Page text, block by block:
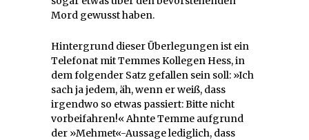
Mord gewusst haben.
Hintergrund dieser Überlegungen ist ein
Telefonat mit Temmes Kollegen Hess, in
dem folgender Satz gefallen sein soll: »Ich
sach ja jedem, äh, wenn er weiß, dass
irgendwo so etwas passiert: Bitte nicht
vorbeifahren!« Ahnte Temme aufgrund
der »Mehmet«-Aussage lediglich, dass